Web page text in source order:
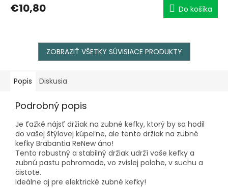
€10,80 Do košíka
ZOBRAZIŤ VŠETKY SÚVISIACE PRODUKTY
Popis Diskusia
Podrobný popis
Je ťažké nájsť držiak na zubné kefky, ktorý by sa hodil
do vašej štýlovej kúpeľne, ale tento držiak na zubné
kefky Brabantia ReNew áno!
Tento robustný a stabilný držiak udrží vaše kefky a
zubnú pastu pohromade, vo zvislej polohe, v suchu a
čistote.
Ideálne aj pre elektrické zubné kefky!